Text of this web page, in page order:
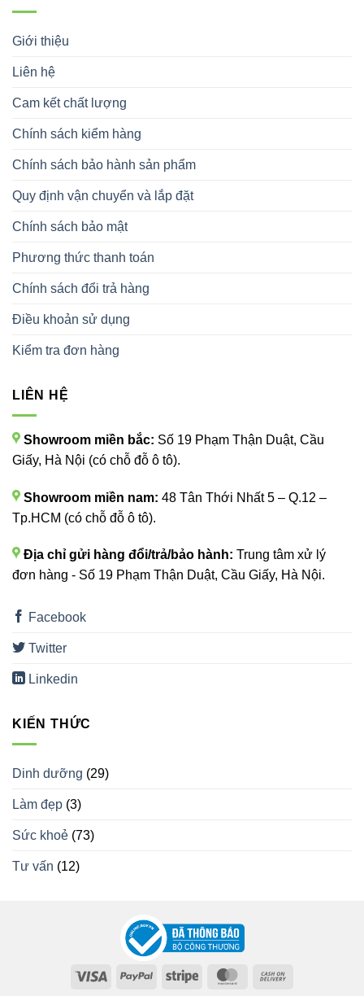
Giới thiệu
Liên hệ
Cam kết chất lượng
Chính sách kiểm hàng
Chính sách bảo hành sản phẩm
Quy định vận chuyển và lắp đặt
Chính sách bảo mật
Phương thức thanh toán
Chính sách đổi trả hàng
Điều khoản sử dụng
Kiểm tra đơn hàng
LIÊN HỆ
Showroom miền bắc: Số 19 Phạm Thận Duật, Cầu
Giấy, Hà Nội (có chỗ đỗ ô tô).
Showroom miền nam: 48 Tân Thới Nhất 5 – Q.12 –
Tp.HCM (có chỗ đỗ ô tô).
Địa chỉ gửi hàng đổi/trả/bảo hành: Trung tâm xử lý
đơn hàng - Số 19 Phạm Thận Duật, Cầu Giấy, Hà Nội.
Facebook
Twitter
Linkedin
KIẾN THỨC
Dinh dưỡng (29)
Làm đẹp (3)
Sức khoẻ (73)
Tư vấn (12)
Visa PayPal Stripe MasterCard